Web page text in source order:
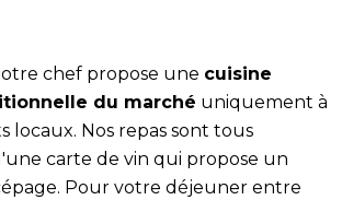
chef propose une cuisine
du marché uniquement à
locaux. Nos repas sont tous
carte de vin qui propose un
Pour votre déjeuner entre